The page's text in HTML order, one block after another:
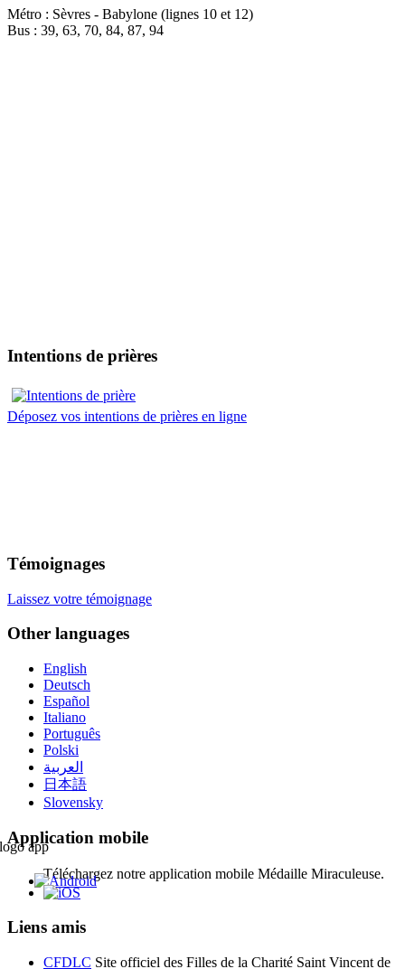
Métro : Sèvres - Babylone (lignes 10 et 12)
Bus : 39, 63, 70, 84, 87, 94
Intentions de prières
Déposez vos intentions de prières en ligne
Témoignages
Laissez votre témoignage
Other languages
English
Deutsch
Español
Italiano
Português
Polski
العربية
日本語
Slovensky
Application mobile
Téléchargez notre application mobile Médaille Miraculeuse.
Liens amis
CFDLC Site officiel des Filles de la Charité Saint Vincent de